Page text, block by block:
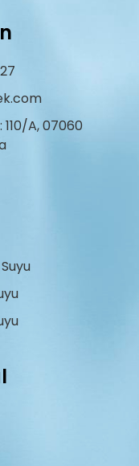
A, 07060